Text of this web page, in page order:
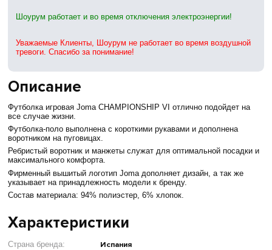
Описание
Футболка игровая Joma CHAMPIONSHIP VI отлично подойдет на
все случае жизни.
Футболка-поло выполнена с короткими рукавами и дополнена
воротником на пуговицах.
Ребристый воротник и манжеты служат для оптимальной посадки и
максимального комфорта.
Фирменный вышитый логотип Joma дополняет дизайн, а так же
указывает на принадлежность модели к бренду.
Состав материала: 94% полиэстер, 6% хлопок.
Характеристики
Страна бренда: Испания
Шоурум работает и во время отключения электроэнергии!
Уважаемые Клиенты, Шоурум не работает во время воздушной
тревоги. Спасибо за понимание!